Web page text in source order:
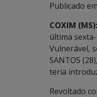
Publicado em
COXIM (MS):
última sexta-
Vulnerável,
SANTOS
teria
Revoltado